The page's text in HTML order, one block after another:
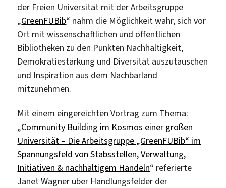
der Freien Universität mit der Arbeitsgruppe
„GreenFUBib“ nahm die Möglichkeit wahr, sich vor
Ort mit wissenschaftlichen und öffentlichen
Bibliotheken zu den Punkten Nachhaltigkeit,
Demokratiestärkung und Diversität auszutauschen
und Inspiration aus dem Nachbarland
mitzunehmen.
Mit einem eingereichten Vortrag zum Thema:
„Community Building im Kosmos einer großen
Universität – Die Arbeitsgruppe „GreenFUBib“ im
Spannungsfeld von Stabsstellen, Verwaltung,
Initiativen & nachhaltigem Handeln“ referierte
Janet Wagner über Handlungsfelder der